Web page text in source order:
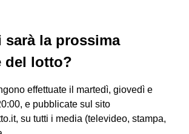
sarà la prossima
del lotto?
effettuate il martedì, giovedì e
e pubblicate sul sito
su tutti i media (televideo, stampa,